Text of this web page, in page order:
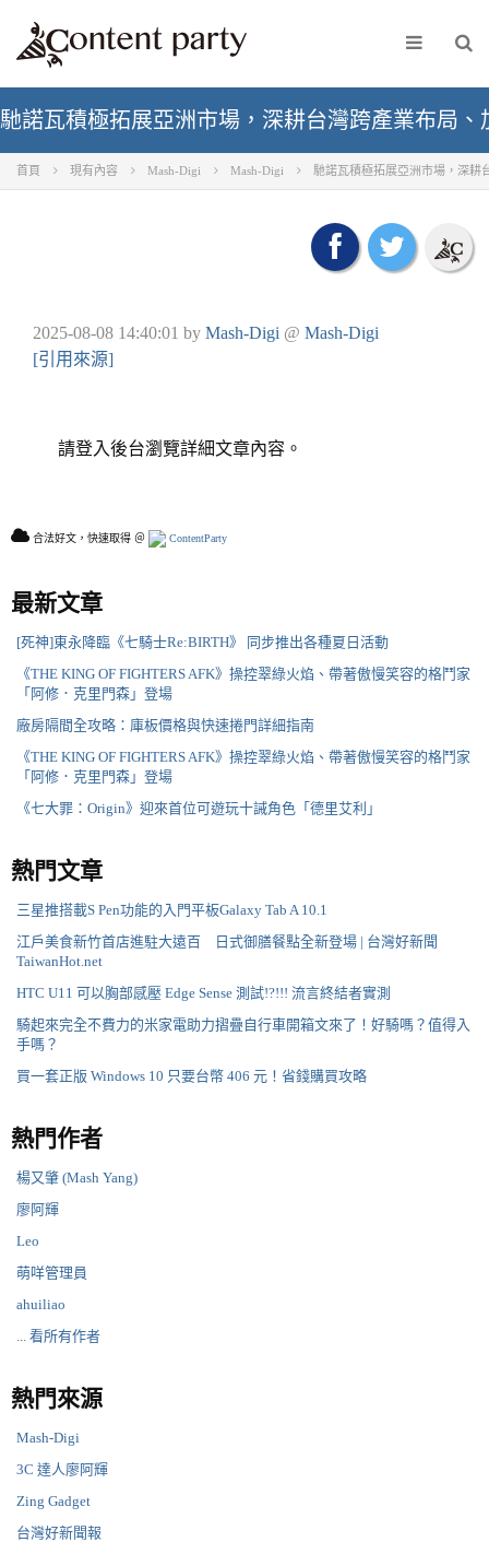
馳諾瓦積極拓展亞洲市場，深耕台灣跨產業布局
首頁 現有內容 Mash-Digi Mash-Digi 馳諾瓦積極拓展亞洲市場，深耕
2025-08-08 14:40:01 by Mash-Digi @ Mash-Digi
[引用來源]
請登入後台瀏覽詳細文章內容。
合法好文，快速取得 ＠ ContentParty
最新文章
[死神]東永降臨《七騎士Re:BIRTH》 同步推出各種夏日活動
《THE KING OF FIGHTERS AFK》操控翠綠火焰、帶著傲慢笑容的格鬥家
「阿修．克里門森」登場
廠房隔間全攻略：庫板價格與快速捲門詳細指南
《THE KING OF FIGHTERS AFK》操控翠綠火焰、帶著傲慢笑容的格鬥家
「阿修．克里門森」登場
《七大罪：Origin》迎來首位可遊玩十誡角色「德里艾利」
熱門文章
三星推搭載S Pen功能的入門平板Galaxy Tab A 10.1
江戶美食新竹首店進駐大遠百 日式御膳餐點全新登場 | 台灣好新聞
TaiwanHot.net
HTC U11 可以胸部感壓 Edge Sense 測試!?!!! 流言終結者實測
騎起來完全不費力的米家電助力摺疊自行車開箱文來了！好騎嗎？值得入
手嗎？
買一套正版 Windows 10 只要台幣 406 元！省錢購買攻略
熱門作者
楊又肇 (Mash Yang)
廖阿輝
Leo
萌咩管理員
ahuiliao
... 看所有作者
熱門來源
Mash-Digi
3C 達人廖阿輝
Zing Gadget
台灣好新聞報